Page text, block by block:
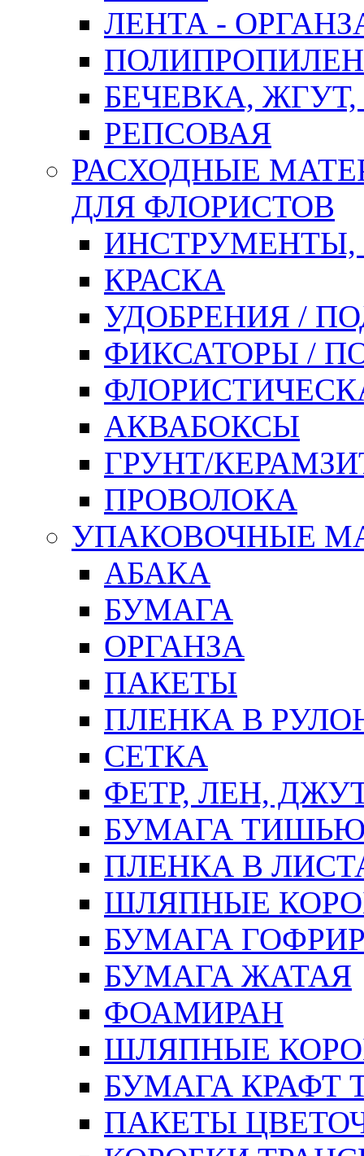
ЛЕНТА -
БЕЧЕВКА,
РЕПСОВАЯ
РАСХОДНЫЕ
ДЛЯ ФЛОРИСТОВ
ИНСТРУМЕНТЫ,
КРАСКА
УДОБРЕНИЯ /
ФИКСАТОРЫ /
АКВАБОКСЫ
ГРУНТ/
ПРОВОЛОКА
УПАКОВОЧНЫЕ
АБАКА
БУМАГА
ОРГАНЗА
ПАКЕТЫ
ПЛЕНКА В
СЕТКА
ФЕТР, ЛЕН,
БУМАГА
ПЛЕНКА В
ШЛЯПНЫЕ
БУМАГА
БУМАГА ЖАТАЯ
ФОАМИРАН
ШЛЯПНЫЕ
БУМАГА КРАФТ
ПАКЕТЫ